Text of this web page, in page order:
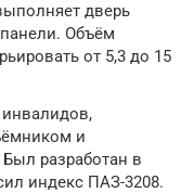
дверь
панели. Объём
от 5,3 до 15
и
разработан в
индекс ПАЗ-3208.